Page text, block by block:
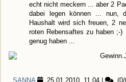
echt nicht meckern ... aber 2
dabei legen können ... nun,
Haushalt wird sich freuen, 2
roten Rebensaftes zu haben ;-
genug haben ...
SANNA 25.01.2010, 11.04 |